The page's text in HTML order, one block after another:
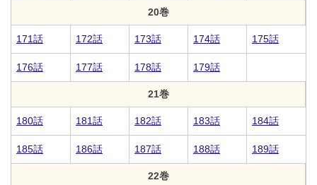
20巻
171話 172話 173話 174話 175話
176話 177話 178話 179話
21巻
180話 181話 182話 183話 184話
185話 186話 187話 188話 189話
22巻